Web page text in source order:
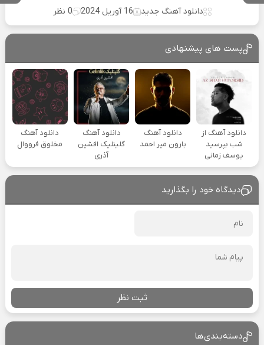
دانلود آهنگ جدید 16 آوریل 2024 0 نظر
پست های پیشنهادی
دانلود آهنگ از
شب بپرسید
یوسف زمانی
دانلود آهنگ
بارون میر احمد
دانلود آهنگ
گلینلیک افشین
آذری
دانلود آهنگ
مخلوق فرووال
دیدگاه خود را بگذارید
ثبت نظر
دسته‌بندی‌ها